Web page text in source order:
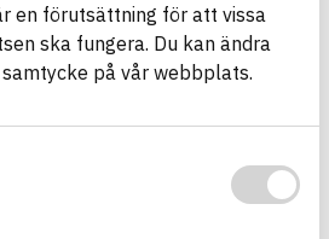
en förutsättning för att vissa
ska fungera. Du kan ändra
på vår webbplats.
- medvetna
ensamt på marknaden om att
och publikt tillgänglig